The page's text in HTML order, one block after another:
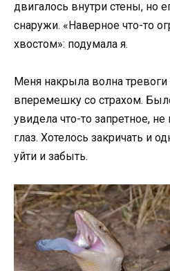
двигалось внутри стены, но
снаружи. «Наверное что-то
хвостом»: подумала я.
Меня накрыла волна
вперемешку со страхом.
увидела что-то запретное,
глаз. Хотелось закричать и
уйти и забыть.